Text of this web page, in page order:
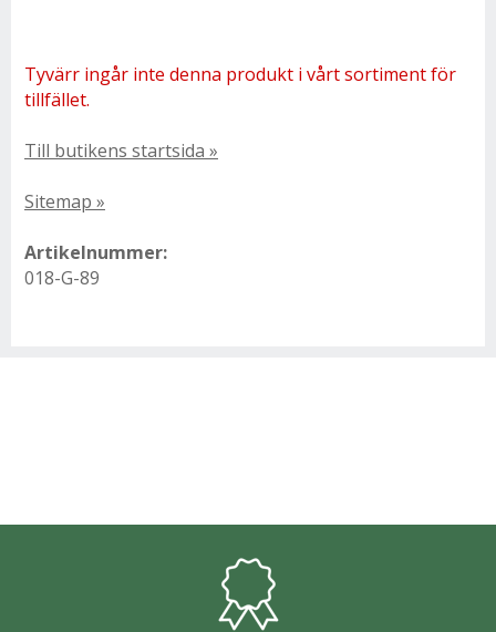
Tyvärr ingår inte denna produkt i vårt sortiment för
tillfället.
Till butikens startsida »
Sitemap »
Artikelnummer:
018-G-89